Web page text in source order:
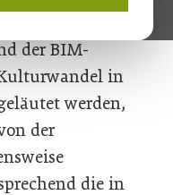
der BIM-
in
werden,
der
die in